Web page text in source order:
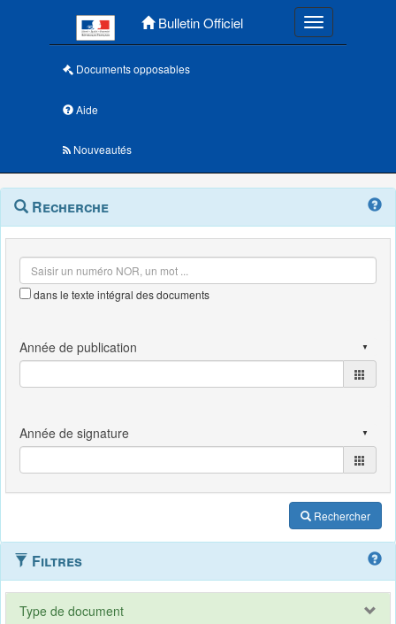
Bulletin Officiel Toggle
Documents opposables
Aide
Nouveautés
Navigation
outils
Menu
contextuel
Recherche
dans le texte intégral des documents
Rechercher
Filtres
Type de document